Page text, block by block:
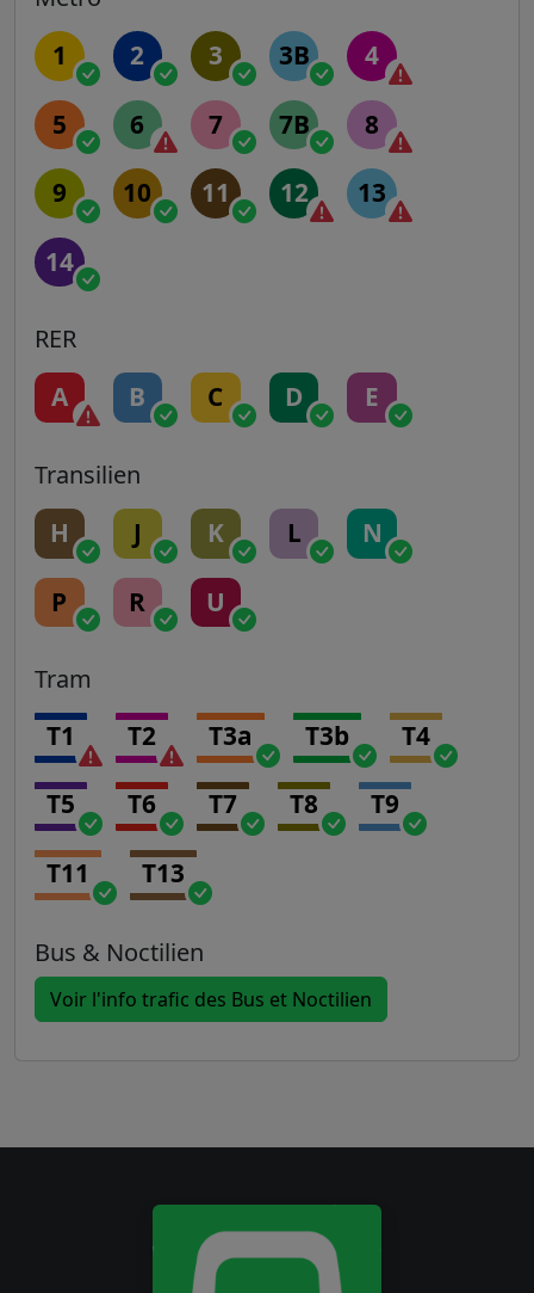
1 2 3 3B 4
5 6 7 7B 8
9 10 11 12 13
14
RER
A B C D E
Transilien
H J K L N
P R U
Tram
T1 T2 T3a T3b T4
T5 T6 T7 T8 T9
T11 T13
Bus & Noctilien
Voir l'info trafic des Bus et Noctilien